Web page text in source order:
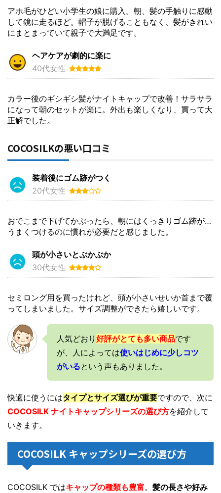
アホ毛がひどい小学生の娘に購入。朝、髪の手触りに感動
して鏡に走るほど。帽子が脱げることもなく、髪がきれい
にまとまっていて親子で大満足です。
ヘアケアが劇的に楽に
40代女性
カラー後のギシギシ髪がナイトキャップで改善！サラサラ
になって朝のセットが楽に。外出も楽しくなり、買って大
正解でした。
COCOSILKの悪い口コミ
装着後にゴム跡がつく
20代女性
おでこまで下げてかぶったら、朝にはくっきりゴム跡が…
うまくつけるのに慣れが必要だと感じました。
頭が小さいとぶかぶか
30代女性
セミロング用を買ったけれど、頭が小さいせいか首まで覆
ってしまいました。サイズ調整ができたら嬉しいです。
人気どおり 好評がとても多い商品です
が、人によっては使いはじめに少しコツ
がいるという声もありました。
快適に使うにはタイプとサイズ選びが重要ですので、次に
COCOSILK ナイトキャップシリーズの選び方を紹介して
いきます。
COCOSILK キャップシリーズの選び方
COCOSILK ではキャップの種類も豊富。 髪の長さや好み